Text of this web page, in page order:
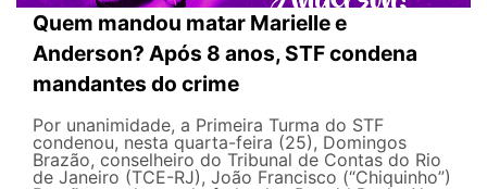
Quem mandou matar Marielle e
Anderson? Após 8 anos, STF condena
mandantes do crime
Por unanimidade, a Primeira Turma do STF
condenou, nesta quarta-feira (25), Domingos
Brazão, conselheiro do Tribunal de Contas do Rio
de Janeiro (TCE-RJ), João Francisco (“Chiquinho”)